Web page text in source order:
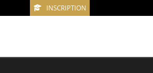
INSCRIPTION